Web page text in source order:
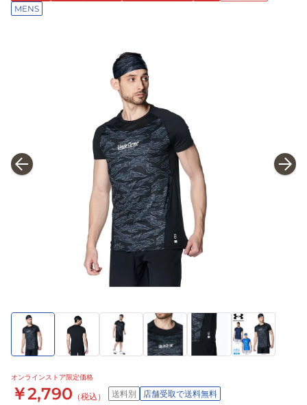
MENS
オンラインストア限定価格
￥2,790 （税込） 送料別 店舗受取で送料無料